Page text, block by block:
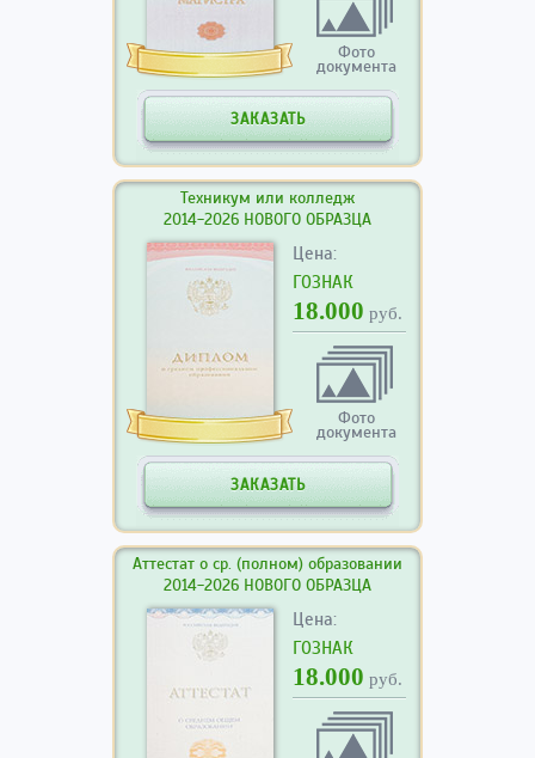
Фото
документа
ЗАКАЗАТЬ
Техникум или колледж
2014-2026 НОВОГО ОБРАЗЦА
Цена:
ГОЗНАК
18.000 руб.
Фото
документа
ЗАКАЗАТЬ
Аттестат о ср. (полном) образовании
2014-2026 НОВОГО ОБРАЗЦА
Цена:
ГОЗНАК
18.000 руб.